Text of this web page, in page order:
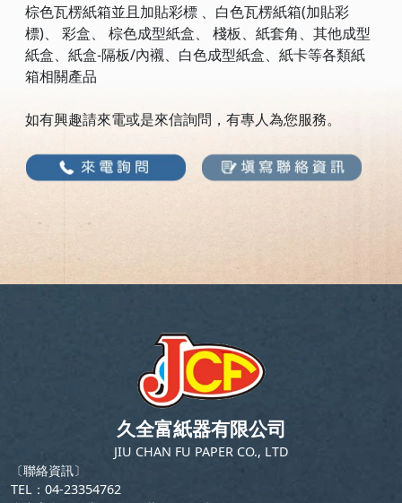
棕色瓦楞紙箱並且加貼彩標 、白色瓦楞紙箱(加貼彩
標)、 彩盒、 棕色成型紙盒、 棧板、紙套角、其他成型
紙盒、紙盒-隔板/內襯、白色成型紙盒、紙卡等各類紙
箱相關產品
如有興趣請來電或是來信詢問，有專人為您服務。
久全富紙器有限公司
JIU CHAN FU PAPER CO., LTD
〔聯絡資訊〕
TEL：04-23354762